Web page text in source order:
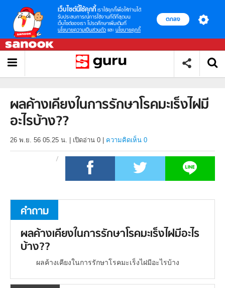
เว็บไซต์นี้ใช้คุกกี้ เราใช้คุกกี้เพื่อให้ท่านได้
รับประสบการณ์การใช้งานที่ดีที่สุดบน
เว็บไซต์ของเรา โปรดศึกษาเพิ่มเติมที่
นโยบายความเป็นส่วนตัว และ นโยบายคุกกี้
ตกลง
ผลค้างเคียงในการรักษาโรคมะเร็งไฝมี
อะไรบ้าง??
26 พ.ย. 56 05.25 น. เปิดอ่าน 0 ความคิดเห็น 0
คำถาม
ผลค้างเคียงในการรักษาโรคมะเร็งไฝมีอะไร
บ้าง??
ผลค้างเคียงในการรักษาโรคมะเร็งไฝมีอะไรบ้าง